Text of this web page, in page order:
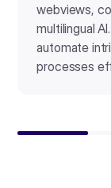
webviews,
multilingual
automate
processes